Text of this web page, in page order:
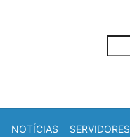
NOTÍCIAS SERVIDORES